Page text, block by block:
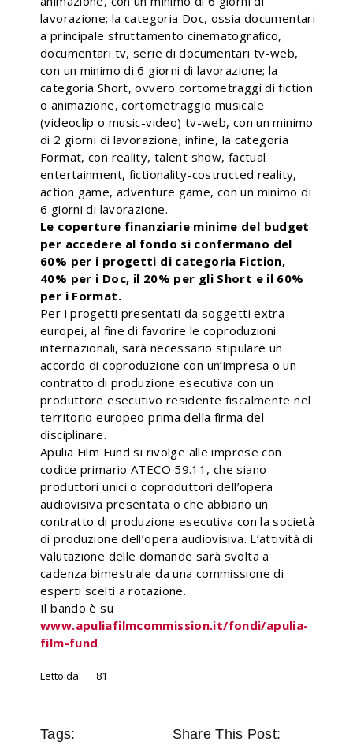
lavorazione; la categoria Doc, ossia documentari
a principale sfruttamento cinematografico,
documentari tv, serie di documentari tv-web,
con un minimo di 6 giorni di lavorazione; la
categoria Short, ovvero cortometraggi di fiction
o animazione, cortometraggio musicale
(videoclip o music-video) tv-web, con un minimo
di 2 giorni di lavorazione; infine, la categoria
Format, con reality, talent show, factual
entertainment, fictionality-costructed reality,
action game, adventure game, con un minimo di
6 giorni di lavorazione.
Le coperture finanziarie minime del budget
per accedere al fondo si confermano del
60% per i progetti di categoria Fiction,
40% per i Doc, il 20% per gli Short e il 60%
per i Format.
Per i progetti presentati da soggetti extra
europei, al fine di favorire le coproduzioni
internazionali, sarà necessario stipulare un
accordo di coproduzione con un’impresa o un
contratto di produzione esecutiva con un
produttore esecutivo residente fiscalmente nel
territorio europeo prima della firma del
disciplinare.
Apulia Film Fund si rivolge alle imprese con
codice primario ATECO 59.11, che siano
produttori unici o coproduttori dell’opera
audiovisiva presentata o che abbiano un
contratto di produzione esecutiva con la società
di produzione dell’opera audiovisiva. L’attività di
valutazione delle domande sarà svolta a
cadenza bimestrale da una commissione di
esperti scelti a rotazione.
Il bando è su
www.apuliafilmcommission.it/fondi/apulia-
film-fund
Letto da: 81
Tags: Share This Post: